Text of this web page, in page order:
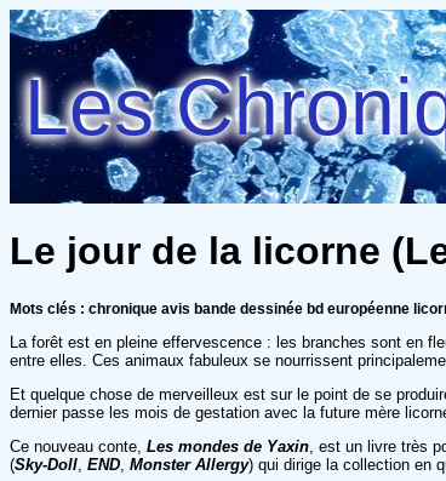
Les
Le jour de la licorne
Mots clés : chronique avis bande dessinée bd européenne
La forêt est en pleine effervescence : les branches sont en
entre elles. Ces animaux fabuleux se nourrissent
Et quelque chose de merveilleux est sur le point de se
dernier passe les mois de gestation avec la future mère
Ce nouveau conte, Les mondes de Yaxin , est un livre très
(Sky-Doll END Monster Allergy) qui dirige la collection en